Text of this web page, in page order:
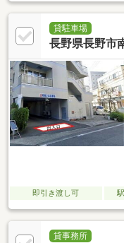
貸駐車場
長野県長野市
即引き渡し可
貸事務所